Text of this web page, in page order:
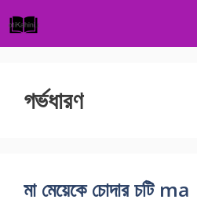
to
content
গর্ভধারণ
মা মেয়েকে চোদার চটি